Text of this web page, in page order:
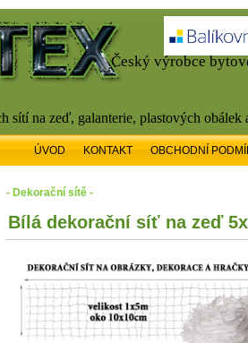
Český výrobce
sítí na zeď, galanterie, plastových
ÚVOD KONTAKT OBCHODNÍ
- Dekorační sítě -
Bílá dekorační síť na zeď